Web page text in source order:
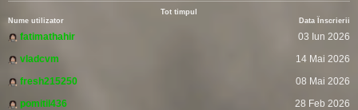
Tot timpul
Nume utilizator
Data Înscrierii
fatimathahir
03 Iun 2026
vladcvm
14 Mai 2026
fresh215250
08 Mai 2026
pomitil436
28 Feb 2026